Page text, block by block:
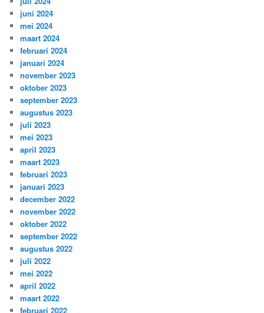
juni 2024
mei 2024
maart 2024
februari 2024
januari 2024
november 2023
oktober 2023
september 2023
augustus 2023
juli 2023
mei 2023
april 2023
maart 2023
februari 2023
januari 2023
december 2022
november 2022
oktober 2022
september 2022
augustus 2022
juli 2022
mei 2022
april 2022
maart 2022
februari 2022